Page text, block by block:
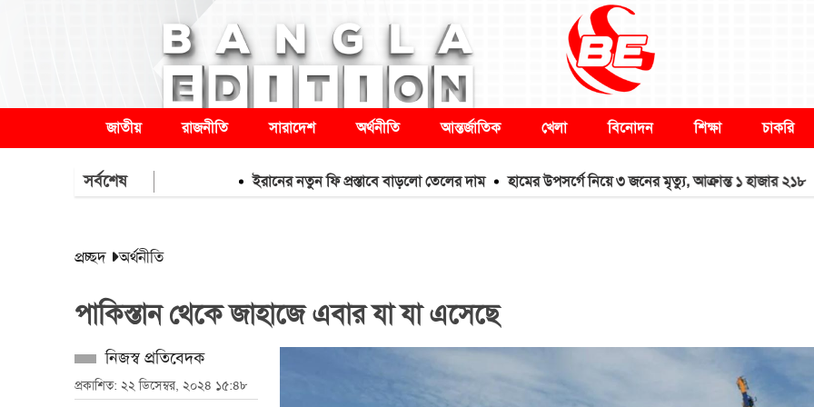
জাতীয় রাজনীতি সারাদেশ অর্থনীতি আন্তর্জাতিক খেলা বিনোদন শিক্ষা চাকরি
সর্বশেষ ইরানের নতুন ফি প্রস্তাবে বাড়লো তেলের দাম হামের উপসর্গে নিয়ে ৩ জনের মৃত্যু, আক্রান্ত ১ হাজার ২১৮ ডেপুটি
প্রচ্ছদ অর্থনীতি
পাকিস্তান থেকে জাহাজে এবার যা যা এসেছে
নিজস্ব প্রতিবেদক
প্রকাশিত: ২২ ডিসেম্বর, ২০২৪ ১৫:৪৮